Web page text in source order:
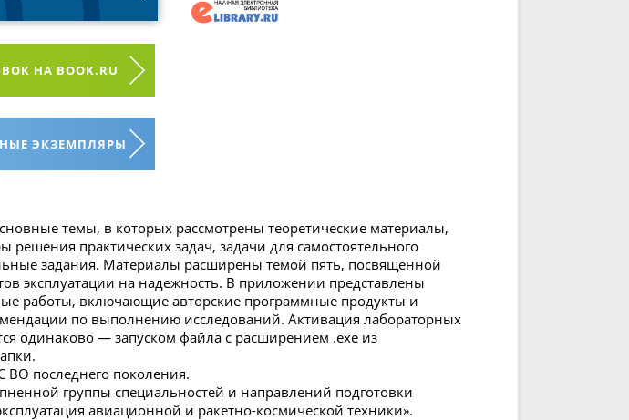
НА BOOK.RU
ЭКЗЕМПЛЯРЫ
темы, в которых рассмотрены теоретические материалы,
практических задач, задачи для самостоятельного
задания. Материалы расширены темой пять, посвященной
эксплуатации на надежность. В приложении представлены
работы, включающие авторские программные продукты и
по выполнению исследований. Активация лабораторных
одинаково — запуском файла с расширением .exe из
ВО последнего поколения.
группы специальностей и направлений подготовки
авиационной и ракетно-космической техники».